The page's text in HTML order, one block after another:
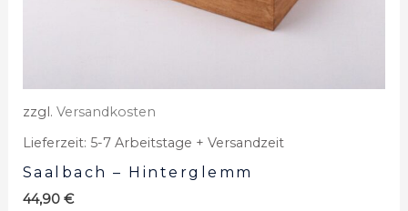
zzgl. Versandkosten
Lieferzeit: 5-7 Arbeitstage + Versandzeit
Saalbach – Hinterglemm
44,90 €